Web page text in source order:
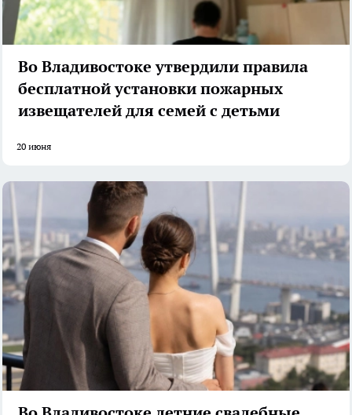
Во Владивостоке утвердили правила
бесплатной установки пожарных
извещателей для семей с детьми
20 июня